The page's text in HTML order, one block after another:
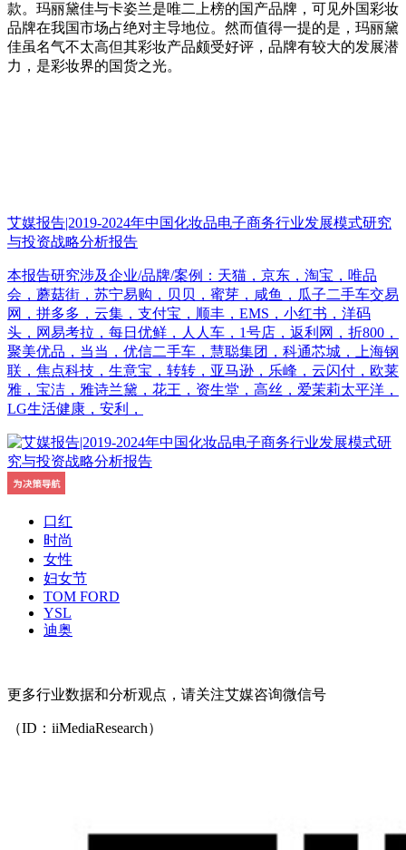
款。玛丽黛佳与卡姿兰是唯二上榜的国产品牌，可见外国彩妆
品牌在我国市场占绝对主导地位。然而值得一提的是，玛丽黛
佳虽名气不太高但其彩妆产品颇受好评，品牌有较大的发展潜
力，是彩妆界的国货之光。
艾媒报告|2019-2024年中国化妆品电子商务行业发展模式研究
与投资战略分析报告
本报告研究涉及企业/品牌/案例：天猫，京东，淘宝，唯品
会，蘑菇街，苏宁易购，贝贝，蜜芽，咸鱼，瓜子二手车交易
网，拼多多，云集，支付宝，顺丰，EMS，小红书，洋码
头，网易考拉，每日优鲜，人人车，1号店，返利网，折800，
聚美优品，当当，优信二手车，慧聪集团，科通芯城，上海钢
联，焦点科技，生意宝，转转，亚马逊，乐峰，云闪付，欧莱
雅，宝洁，雅诗兰黛，花王，资生堂，高丝，爱茉莉太平洋，
LG生活健康，安利，
口红
时尚
女性
妇女节
TOM FORD
YSL
迪奥
更多行业数据和分析观点，请关注艾媒咨询微信号
（ID：iiMediaResearch）